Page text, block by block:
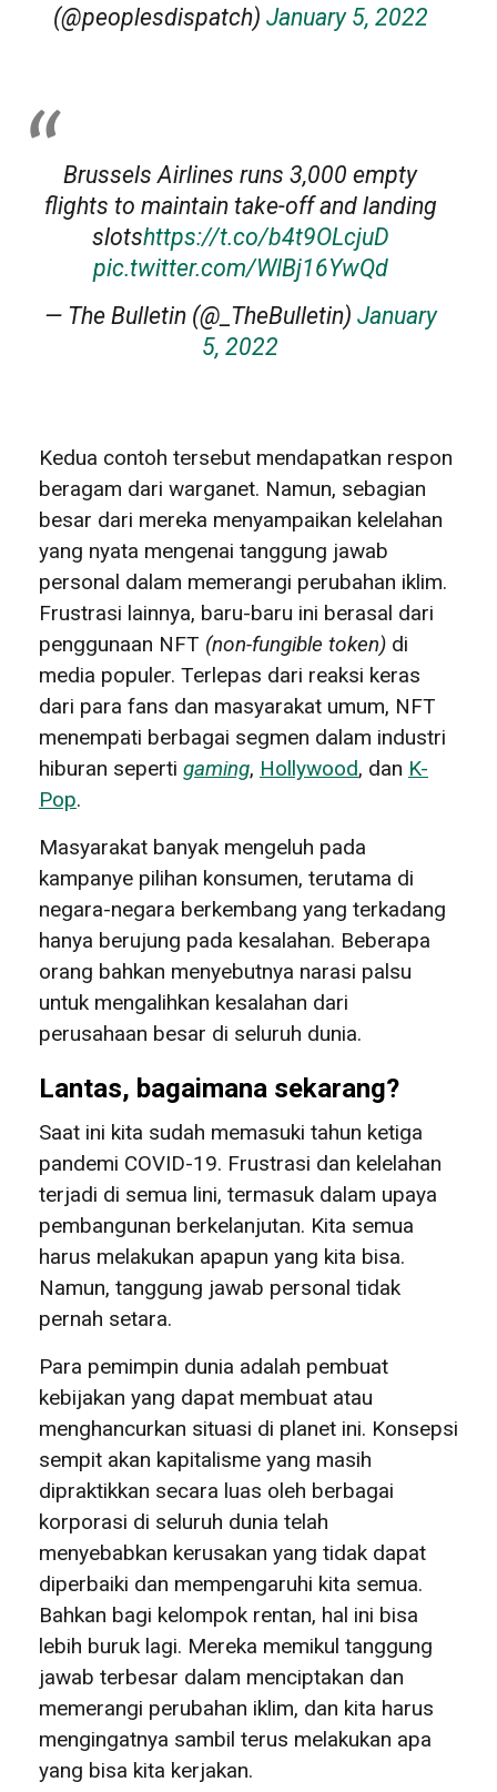
(@peoplesdispatch) January 5, 2022
Brussels Airlines runs 3,000 empty
flights to maintain take-off and landing
slotshttps://t.co/b4t9OLcjuD
pic.twitter.com/WlBj16YwQd
— The Bulletin (@_TheBulletin) January
5, 2022
Kedua contoh tersebut mendapatkan respon
beragam dari warganet. Namun, sebagian
besar dari mereka menyampaikan kelelahan
yang nyata mengenai tanggung jawab
personal dalam memerangi perubahan iklim.
Frustrasi lainnya, baru-baru ini berasal dari
penggunaan NFT (non-fungible token) di
media populer. Terlepas dari reaksi keras
dari para fans dan masyarakat umum, NFT
menempati berbagai segmen dalam industri
hiburan seperti gaming, Hollywood, dan K-
Pop.
Masyarakat banyak mengeluh pada
kampanye pilihan konsumen, terutama di
negara-negara berkembang yang terkadang
hanya berujung pada kesalahan. Beberapa
orang bahkan menyebutnya narasi palsu
untuk mengalihkan kesalahan dari
perusahaan besar di seluruh dunia.
Lantas, bagaimana sekarang?
Saat ini kita sudah memasuki tahun ketiga
pandemi COVID-19. Frustrasi dan kelelahan
terjadi di semua lini, termasuk dalam upaya
pembangunan berkelanjutan. Kita semua
harus melakukan apapun yang kita bisa.
Namun, tanggung jawab personal tidak
pernah setara.
Para pemimpin dunia adalah pembuat
kebijakan yang dapat membuat atau
menghancurkan situasi di planet ini. Konsepsi
sempit akan kapitalisme yang masih
dipraktikkan secara luas oleh berbagai
korporasi di seluruh dunia telah
menyebabkan kerusakan yang tidak dapat
diperbaiki dan mempengaruhi kita semua.
Bahkan bagi kelompok rentan, hal ini bisa
lebih buruk lagi. Mereka memikul tanggung
jawab terbesar dalam menciptakan dan
memerangi perubahan iklim, dan kita harus
mengingatnya sambil terus melakukan apa
yang bisa kita kerjakan.